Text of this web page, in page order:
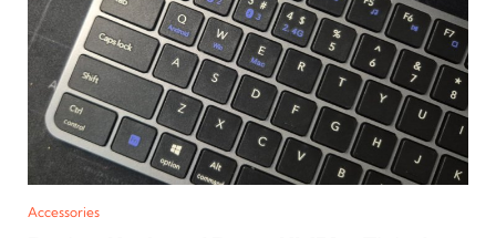
Accessories